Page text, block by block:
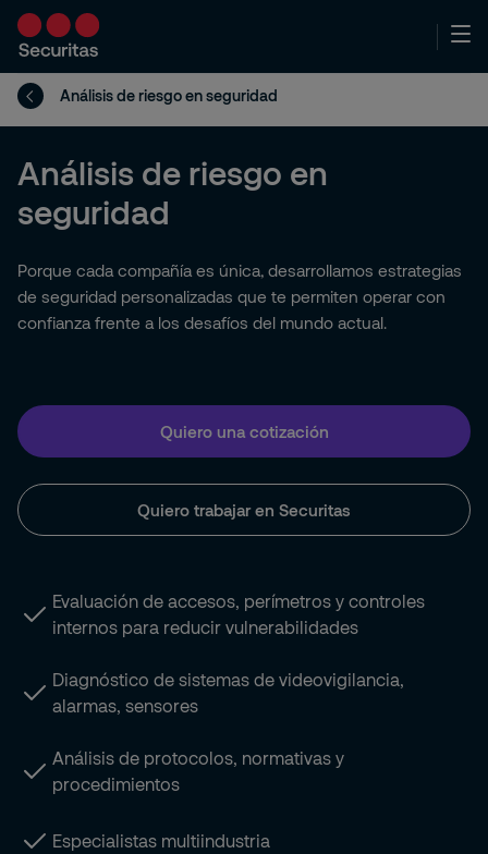
Análisis de riesgo en seguridad
Análisis de riesgo en
seguridad
Porque cada compañía es única, desarrollamos estrategias
de seguridad personalizadas que te permiten operar con
confianza frente a los desafíos del mundo actual.
Quiero una cotización
Quiero trabajar en Securitas
Evaluación de accesos, perímetros y controles
internos para reducir vulnerabilidades
Diagnóstico de sistemas de videovigilancia,
alarmas, sensores
Análisis de protocolos, normativas y
procedimientos
Especialistas multiindustria